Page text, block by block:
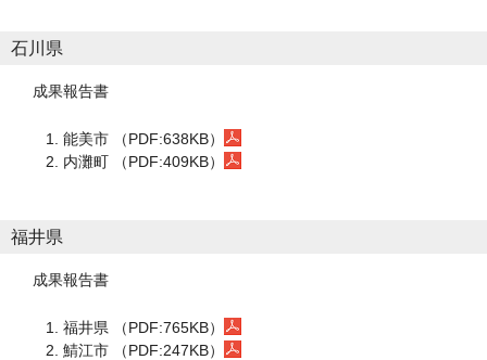
石川県
成果報告書
能美市 （PDF:638KB）
内灘町 （PDF:409KB）
福井県
成果報告書
福井県 （PDF:765KB）
鯖江市 （PDF:247KB）